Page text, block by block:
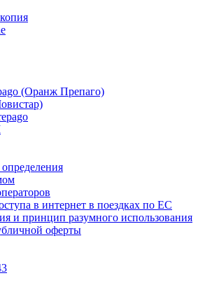
(Оранж Препаго)
в интернет в поездках по ЕС
и принцип разумного использования
оферты